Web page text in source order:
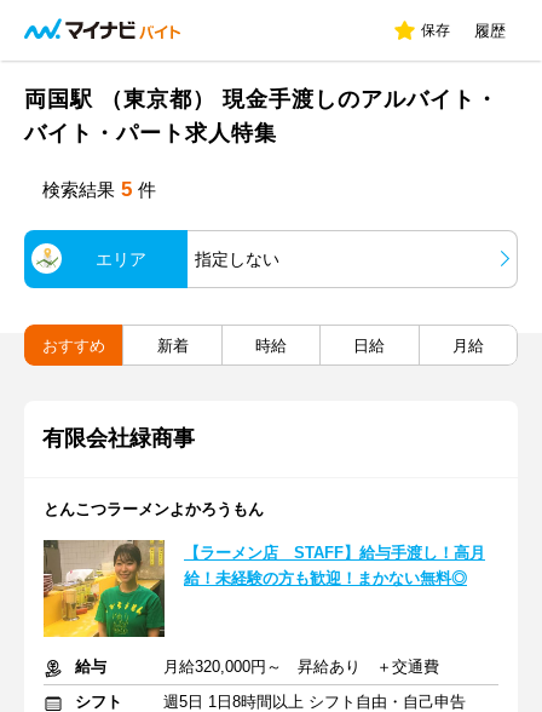
保存 履歴
両国駅 （東京都） 現金手渡しのアルバイト・
バイト・パート求人特集
検索結果 5 件
エリア 指定しない
おすすめ 新着 時給 日給 月給
有限会社緑商事
とんこつラーメンよかろうもん
【ラーメン店 STAFF】給与手渡し！高月
給！未経験の方も歓迎！まかない無料◎
給与
月給320,000円～ 昇給あり ＋交通費
シフト
週5日 1日8時間以上 シフト自由・自己申告